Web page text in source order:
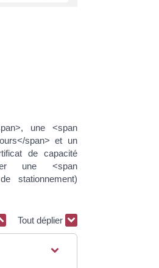
une <span
span> et un
de capacité
une <span
stationnement)
Tout déplier